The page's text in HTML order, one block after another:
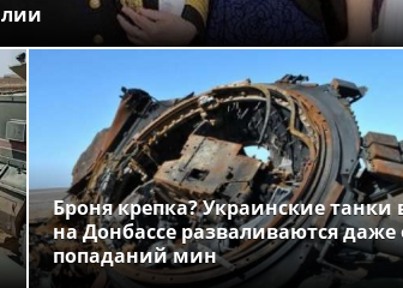
Броня крепка? Украинские танки
на Донбассе разваливаются даже
попаданий мин